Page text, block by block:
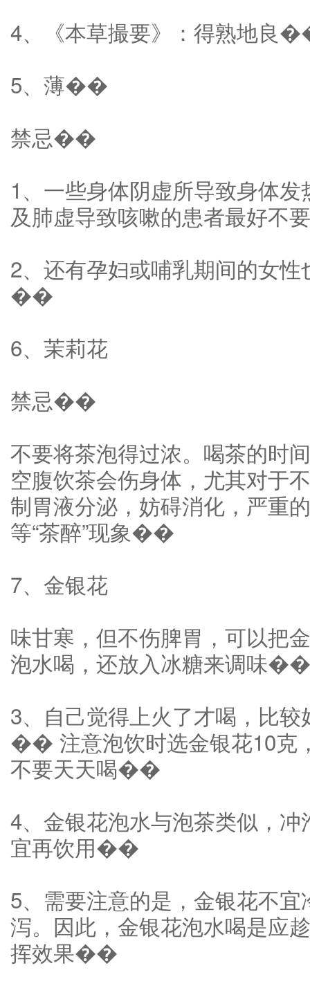
4、《本草撮要》：得熟地良
5、薄��
禁忌��
1、一些身体阴虚所导致身体
及肺虚导致咳嗽的患者最好
2、还有孕妇或哺乳期间的女
��
6、茉莉花
禁忌��
不要将茶泡得过浓。喝茶的时
空腹饮茶会伤身体，尤其对于
制胃液分泌，妨碍消化，严重
等“茶醉”现象��
7、金银花
味甘寒，但不伤脾胃，可以把
泡水喝，还放入冰糖来调味��
3、自己觉得上火了才喝，比
�� 注意泡饮时选金银花10克
不要天天喝��
4、金银花泡水与泡茶类似，
宜再饮用��
5、需要注意的是，金银花不
泻。因此，金银花泡水喝是应
挥效果��